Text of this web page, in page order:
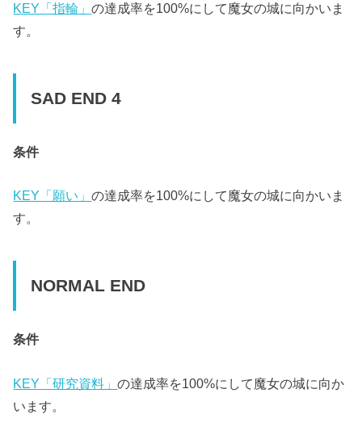
KEY「指輪」の達成率を100%にして魔女の城に向かいま
す。
SAD END 4
条件
KEY「願い」の達成率を100%にして魔女の城に向かいま
す。
NORMAL END
条件
KEY「研究資料」の達成率を100%にして魔女の城に向か
います。